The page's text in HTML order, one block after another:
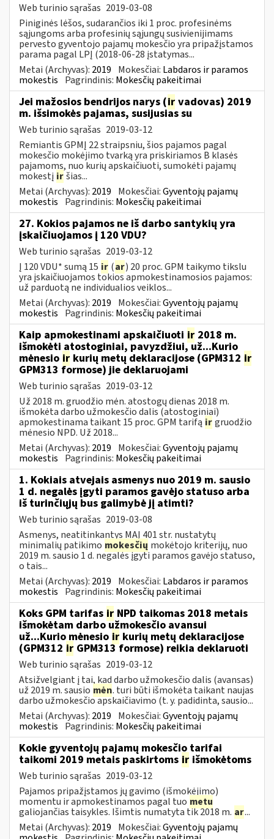
Web turinio sąrašas 2019-03-08
Piniginės lėšos, sudarančios iki 1 proc. profesinėms
sąjungoms arba profesinių sąjungų susivienijimams
pervesto gyventojo pajamų mokesčio yra pripažįstamos
parama pagal LPĮ (2018-06-28 įstatymas...
Metai (Archyvas): 2019 Mokesčiai: Labdaros ir paramos
mokestis Pagrindinis: Mokesčių pakeitimai
Jei mažosios bendrijos narys (ir vadovas) 2019
m. išsimokės pajamas, susijusias su
Web turinio sąrašas 2019-03-12
Remiantis GPMĮ 22 straipsniu, šios pajamos pagal
mokesčio mokėjimo tvarką yra priskiriamos B klasės
pajamoms, nuo kurių apskaičiuoti, sumokėti pajamų
mokestį iršias...
Metai (Archyvas): 2019 Mokesčiai:Gyventojų pajamų
mokestis Pagrindinis: Mokesčių pakeitimai
27. Kokios pajamos ne iš darbo santykių yra
įskaičiuojamos į 120 VDU?
Web turinio sąrašas 2019-03-12
Į 120 VDU* sumą 15 ir (ar) 20 proc. GPM taikymo tikslu
yra įskaičiuojamos tokios apmokestinamosios pajamos:
už parduotą ne individualios veiklos...
Metai (Archyvas): 2019 Mokesčiai:Gyventojų pajamų
mokestis Pagrindinis: Mokesčių pakeitimai
Kaip apmokestinami apskaičiuoti ir 2018 m.
išmokėti atostoginiai, pavyzdžiui, už...Kurio
mėnesio ir kurių metų deklaracijose (GPM312 ir
GPM313 formose) jie deklaruojami
Web turinio sąrašas 2019-03-12
Už 2018 m. gruodžio mėn. atostogų dienas 2018 m.
išmokėta darbo užmokesčio dalis (atostoginiai)
apmokestinama taikant 15 proc. GPM tarifą irgruodžio
mėnesio NPD. Už 2018...
Metai (Archyvas): 2019 Mokesčiai:Gyventojų pajamų
mokestis Pagrindinis: Mokesčių pakeitimai
1. Kokiais atvejais asmenys nuo 2019 m. sausio
1 d. negalės įgyti paramos gavėjo statuso arba
iš turinčiųjų bus galimybė jį atimti?
Web turinio sąrašas 2019-03-08
Asmenys, neatitinkantys MAĮ 401 str. nustatytų
minimalių patikimo mokesčių mokėtojo kriterijų, nuo
2019 m. sausio 1 d. negalės įgyti paramos gavėjo statuso,
o tais...
Metai (Archyvas): 2019 Mokesčiai: Labdaros ir paramos
mokestis Pagrindinis: Mokesčių pakeitimai
Koks GPM tarifas ir NPD taikomas 2018 metais
išmokėtam darbo užmokesčio avansui
už...Kurio mėnesio ir kurių metų deklaracijose
(GPM312 ir GPM313 formose) reikia deklaruoti
Web turinio sąrašas 2019-03-12
Atsižvelgiant į tai, kad darbo užmokesčio dalis (avansas)
už 2019 m. sausio mėn. turi būti išmokėta taikant naujas
darbo užmokesčio apskaičiavimo (t. y. padidinta, sausio...
Metai (Archyvas): 2019 Mokesčiai:Gyventojų pajamų
mokestis Pagrindinis: Mokesčių pakeitimai
Kokie gyventojų pajamų mokesčio tarifai
taikomi 2019 metais paskirtoms ir išmokėtoms
Web turinio sąrašas 2019-03-12
Pajamos pripažįstamos jų gavimo (išmokėjimo)
momentu ir apmokestinamos pagal tuo metu
galiojančias taisykles. Išimtis numatyta tik 2018 m. ar...
Metai (Archyvas): 2019 Mokesčiai:Gyventojų pajamų